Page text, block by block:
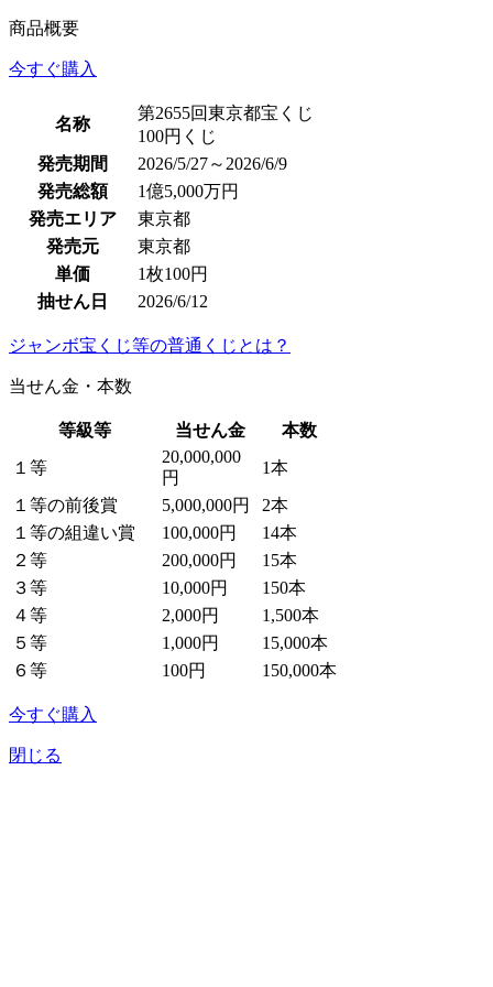
商品概要
今すぐ購入
名称
第2655回東京都宝くじ
100円くじ
発売期間
2026/5/27～2026/6/9
発売総額
1億5,000万円
発売エリア
東京都
発売元
東京都
単価
1枚100円
抽せん日
2026/6/12
ジャンボ宝くじ等の普通くじとは？
当せん金・本数
等級等 当せん金
本数
１等
20,000,000
円
1本
１等の前後賞
5,000,000円
2本
１等の組違い賞
100,000円
14本
２等
200,000円
15本
３等
10,000円
150本
４等
2,000円
1,500本
５等
1,000円
15,000本
６等
100円 150,000本
今すぐ購入
閉じる